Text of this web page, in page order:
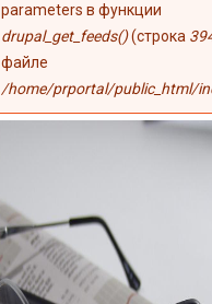
parameters в функции
drupal_get_feeds()(строка
файле
/home/prportal/public_html/